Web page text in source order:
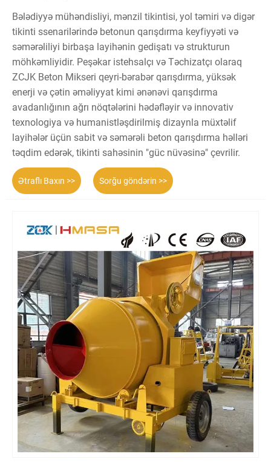
Bələdiyyə mühəndisliyi, mənzil tikintisi, yol təmiri və digər
tikinti ssenarilərində betonun qarışdırma keyfiyyəti və
səmərəliliyi birbaşa layihənin gedişatı və strukturun
möhkəmliyidir. Peşəkar istehsalçı və Təchizatçı olaraq
ZCJK Beton Mikseri qeyri-bərabər qarışdırma, yüksək
enerji və çətin əməliyyat kimi ənənəvi qarışdırma
avadanlığının ağrı nöqtələrini hədəfləyir və innovativ
texnologiya və humanistləşdirilmiş dizaynla müxtəlif
layihələr üçün sabit və səmərəli beton qarışdırma həlləri
təqdim edərək, tikinti sahəsinin "güc nüvəsinə" çevrilir.
Ətraflı Baxın >> Sorğu göndərin >>